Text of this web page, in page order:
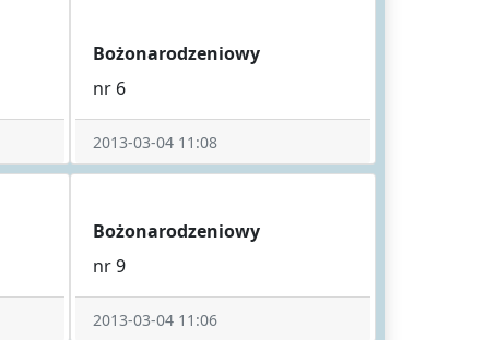
Bożonarodzeniowy
nr 6
2013-03-04 11:08
Bożonarodzeniowy
nr 9
2013-03-04 11:06